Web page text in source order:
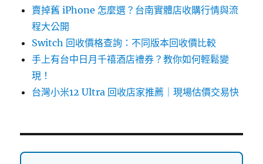
賣掉舊 iPhone 怎麼選？台南實體店收購行情與流
程大公開
Switch 回收價格查詢：不同版本回收價比較
手上有台中日月千禧酒店禮券？教你如何輕鬆變
現！
台灣小米12 Ultra 回收店家推薦｜現場估價交易快